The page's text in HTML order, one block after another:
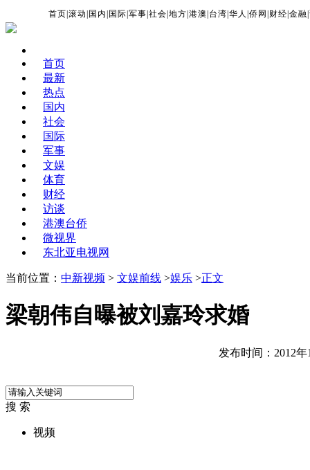
首页 |滚动 国内 国际 |军事 |社会 |地方 |港澳 台湾 |华人 |侨网 财经 |金融 |
首页
最新
热点
国内
社会
国际
军事
文娱
体育
财经
访谈
港澳台侨
微视界
东北亚电视网
当前位置： 中新视频 > 文娱前线 >娱乐 >正文
梁朝伟自曝被刘嘉玲求婚
发布时间：2012年
搜 索
视频